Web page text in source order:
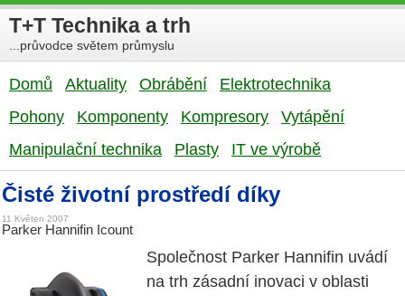
T+T Technika a trh
...průvodce světem průmyslu
Domů Aktuality Obrábění
Elektrotechnika
Pohony
Komponenty Kompresory
Vytápění
Manipulační technika
Plasty IT ve výrobě
Čisté životní prostředí díky
11 Květen 2007
Parker Hannifin Icount
Společnost Parker Hannifin uvádí
na trh zásadní inovaci v oblasti